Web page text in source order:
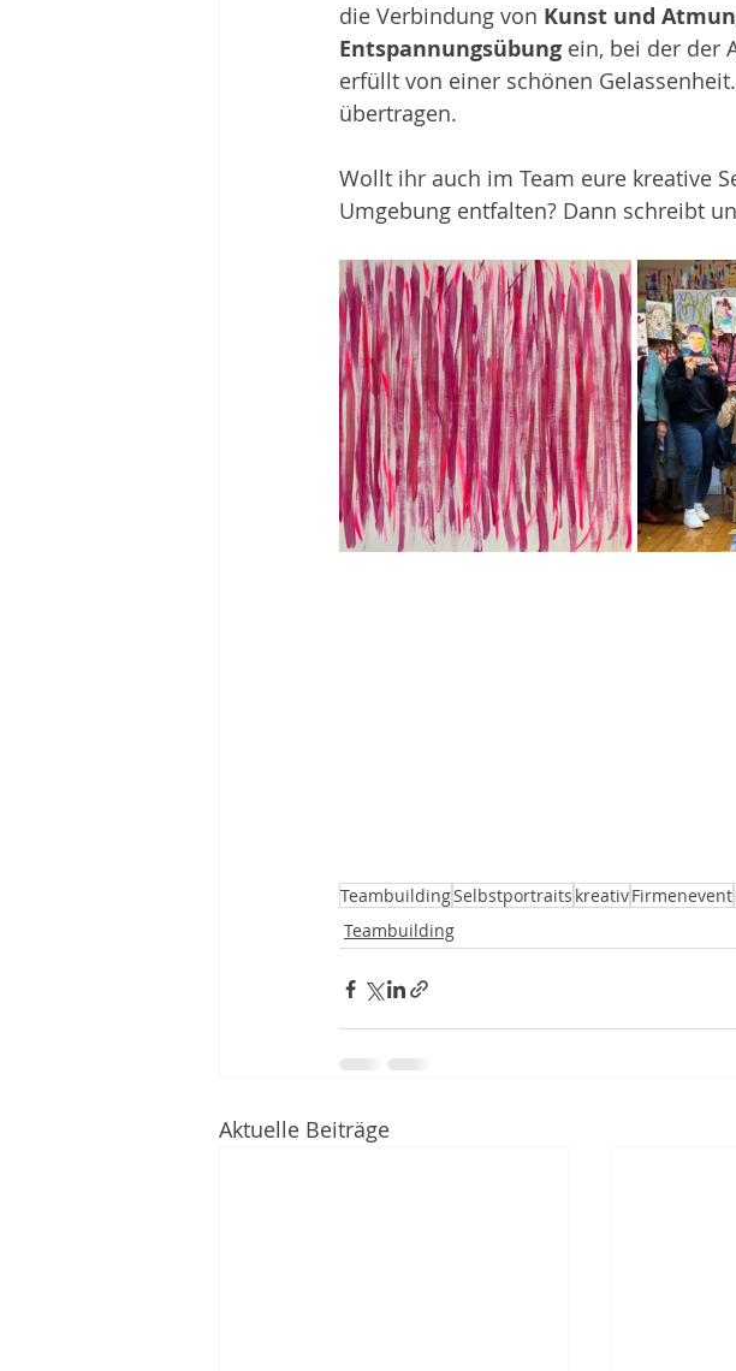
die Verbindung von Kunst und
Entspannungsübung ein, bei der der
erfüllt von einer schönen
übertragen.
Wollt ihr auch im Team eure kreative
Umgebung entfalten? Dann schreibt
TeambuildingSelbstportraits kreativFirmenevent
Teambuilding
Aktuelle Beiträge